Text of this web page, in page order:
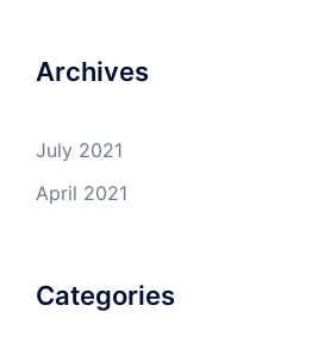
Archives
July 2021
April 2021
Categories